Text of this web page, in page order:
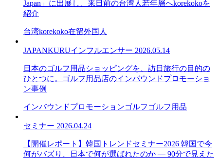
Japan」に出展し、来日前の台湾人若年層へkorekokoを
紹介
台湾korekoko在留外国人
JAPANKURUインフルエンサー 2026.05.14
日本のゴルフ用品ショッピングを、訪日旅行の目的の
ひとつに。ゴルフ用品店のインバウンドプロモーショ
ン事例
インバウンドプロモーションゴルフ ゴルフ用品
セミナー 2026.04.24
【開催レポート】韓国トレンドセミナー2026 韓国で今
何がバズり、日本で何が選ばれたのか — 90分で見えた